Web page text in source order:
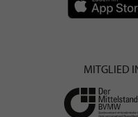
MITGLIED